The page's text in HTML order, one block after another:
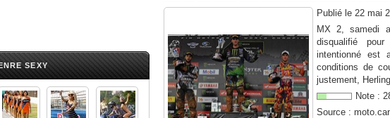
SEXY
Publié le 22 mai
MX 2, samedi
disqualifié
intentionné est
conditions de
justement,
Note :
Source :